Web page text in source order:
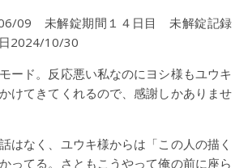
09 未解錠期間１４日目 未解錠記録
2024/10/30
ード。反応悪い私なのにヨシ様もユウキ
けてきてくれるので、感謝しかありませ
はなく、ユウキ様からは「この人の描く
ってる。さともこうやって俺の前に座ら